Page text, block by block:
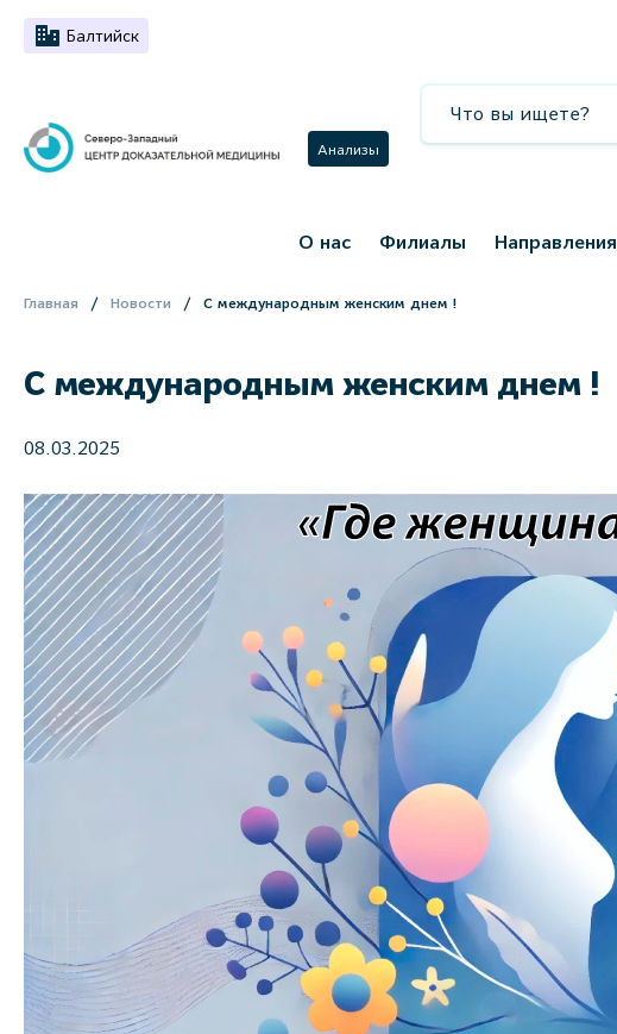
Балтийск
Анализы
О нас Филиалы Направления
Главная Новости С международным женским днем !
С международным женским днем !
08.03.2025